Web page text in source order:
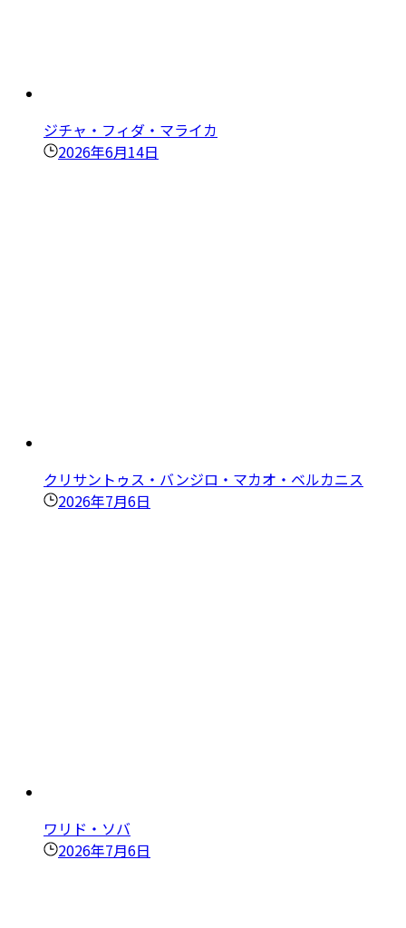
ジチャ・フィダ・マライカ
2026年6月14日
クリサントゥス・バンジロ・マカオ・ベルカニス
2026年7月6日
ワリド・ソバ
2026年7月6日